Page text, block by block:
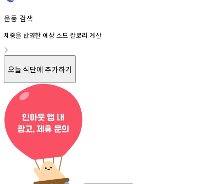
운동 검색
체중을 반영한 예상 소모 칼로리 계산
오늘 식단에 추가하기